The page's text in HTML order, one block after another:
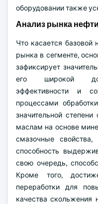
оборудовании также
Анализ рынка
Что касается базовой
рынка в сегменте,
зафиксирует
его широкой
эффективности и
процессами
значительной
маслам на основе
смазочные
способность
свою очередь,
Кроме того,
переработки для
качества скольжения